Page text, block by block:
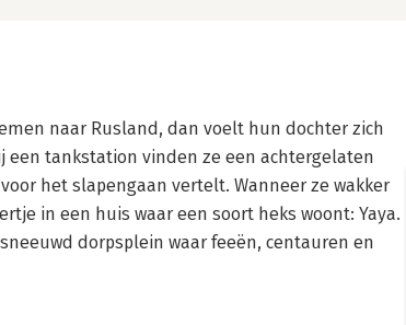
naar Rusland, dan voelt hun dochter zich
tankstation vinden ze een achtergelaten
het slapengaan vertelt. Wanneer ze wakker
in een huis waar een soort heks woont: Yaya.
dorpsplein waar feeën, centauren en